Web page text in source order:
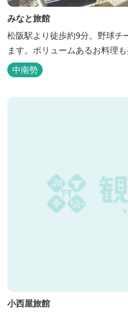
みなと旅館
松阪駅より徒歩約9分。野球チ
ます。ボリュームあるお料理も
中南勢
小西屋旅館